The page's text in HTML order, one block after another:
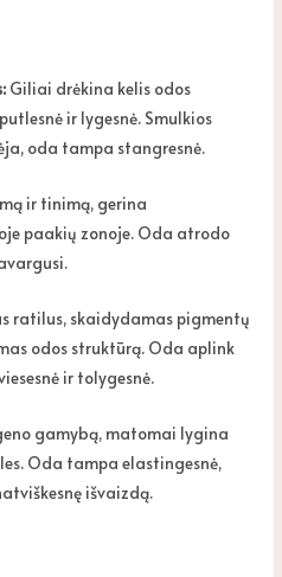
Giliai drėkina kelis odos
ir lygesnė. Smulkios
oda tampa stangresnė.
ir tinimą, gerina
paakių zonoje. Oda atrodo
ratilus, skaidydamas pigmentų
odos struktūrą. Oda aplink
ir tolygesnė.
gamybą, matomai lygina
Oda tampa elastingesnė,
išvaizdą.